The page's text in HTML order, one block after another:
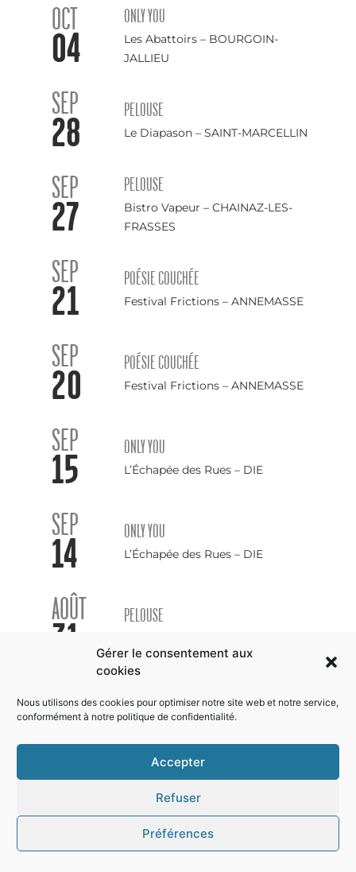
Gérer le consentement aux
cookies
Nous utilisons des cookies pour optimiser notre site web et notre service,
conformément à notre politique de confidentialité.
Accepter
Refuser
Préférences
OCT
04
ONLY YOU
Les Abattoirs – BOURGOIN-
JALLIEU
SEP
28 PELOUSE
Le Diapason – SAINT-MARCELLIN
SEP
27
PELOUSE
Bistro Vapeur – CHAINAZ-LES-
FRASSES
SEP
21 POÉSIE COUCHÉE
Festival Frictions – ANNEMASSE
SEP
20 POÉSIE COUCHÉE
Festival Frictions – ANNEMASSE
SEP
15 ONLY YOU
L’Échapée des Rues – DIE
SEP
14 ONLY YOU
L’Échapée des Rues – DIE
AOÛT
31 PELOUSE
AOÛT
29
Le Mouton Noir – MOUSTIERS-
AOÛT
28
PELOUSE
Domaine des Hautes Glaces –
CORNILLON-EN-TRIÈVES
AOÛT PELOUSE